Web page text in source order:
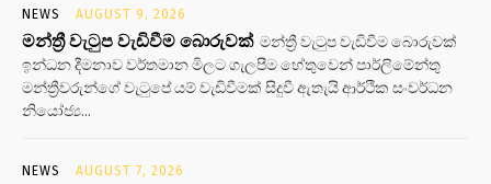
NEWS AUGUST 9, 2026
මන්ත්‍රී වැටුප වැඩිවීම බොරුවක් මන්ත්‍රී වැටුප වැඩිවීම බොරුවක්
ඉන්ධන දීමනාව වර්තමාන මිලට ගැලපීම හේතුවෙන් පාර්ලිමේන්තු
මන්ත්‍රීවරුන්ගේ වැටුපේ යම් වැඩිවීමක් සිදුවී ඇතැයි ආර්ථික සංවර්ධන
නියෝජ්‍ය...
NEWS AUGUST 7, 2026